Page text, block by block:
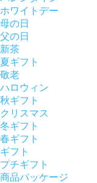
ホワイトデー
母の日
父の日
新茶
夏ギフト
敬老
ハロウィン
秋ギフト
クリスマス
冬ギフト
春ギフト
ギフト
プチギフト
商品パッケージ